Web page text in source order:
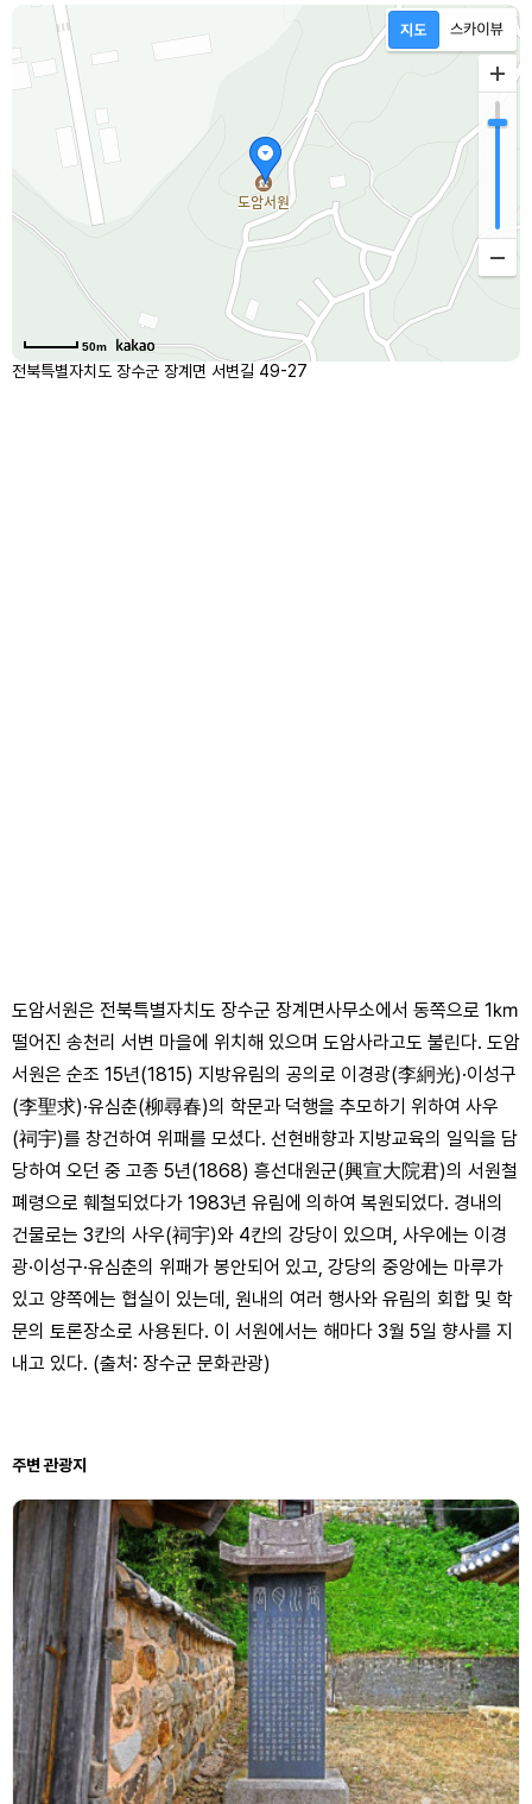
50m
전북특별자치도 장수군 장계면 서변길 49-27
도암서원은 전북특별자치도 장수군 장계면사무소에서 동쪽으로 1㎞
떨어진 송천리 서변 마을에 위치해 있으며 도암사라고도 불린다. 도암
서원은 순조 15년(1815) 지방유림의 공의로 이경광(李絅光)·이성구
(李聖求)·유심춘(柳尋春)의 학문과 덕행을 추모하기 위하여 사우
(祠宇)를 창건하여 위패를 모셨다. 선현배향과 지방교육의 일익을 담
당하여 오던 중 고종 5년(1868) 흥선대원군(興宣大院君)의 서원철
폐령으로 훼철되었다가 1983년 유림에 의하여 복원되었다. 경내의
건물로는 3칸의 사우(祠宇)와 4칸의 강당이 있으며, 사우에는 이경
광·이성구·유심춘의 위패가 봉안되어 있고, 강당의 중앙에는 마루가
있고 양쪽에는 협실이 있는데, 원내의 여러 행사와 유림의 회합 및 학
문의 토론장소로 사용된다. 이 서원에서는 해마다 3월 5일 향사를 지
내고 있다. (출처: 장수군 문화관광)
주변 관광지